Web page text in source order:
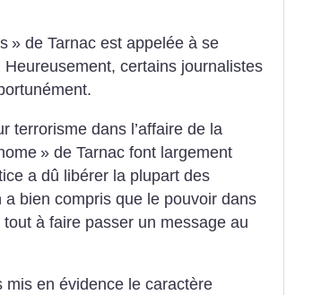
» de Tarnac est appelée à se
certains journalistes
terrorisme dans l’affaire de la
» de Tarnac font largement
a dû libérer la plupart des
bien compris que le pouvoir dans
à faire passer un message au
mis en évidence le caractère